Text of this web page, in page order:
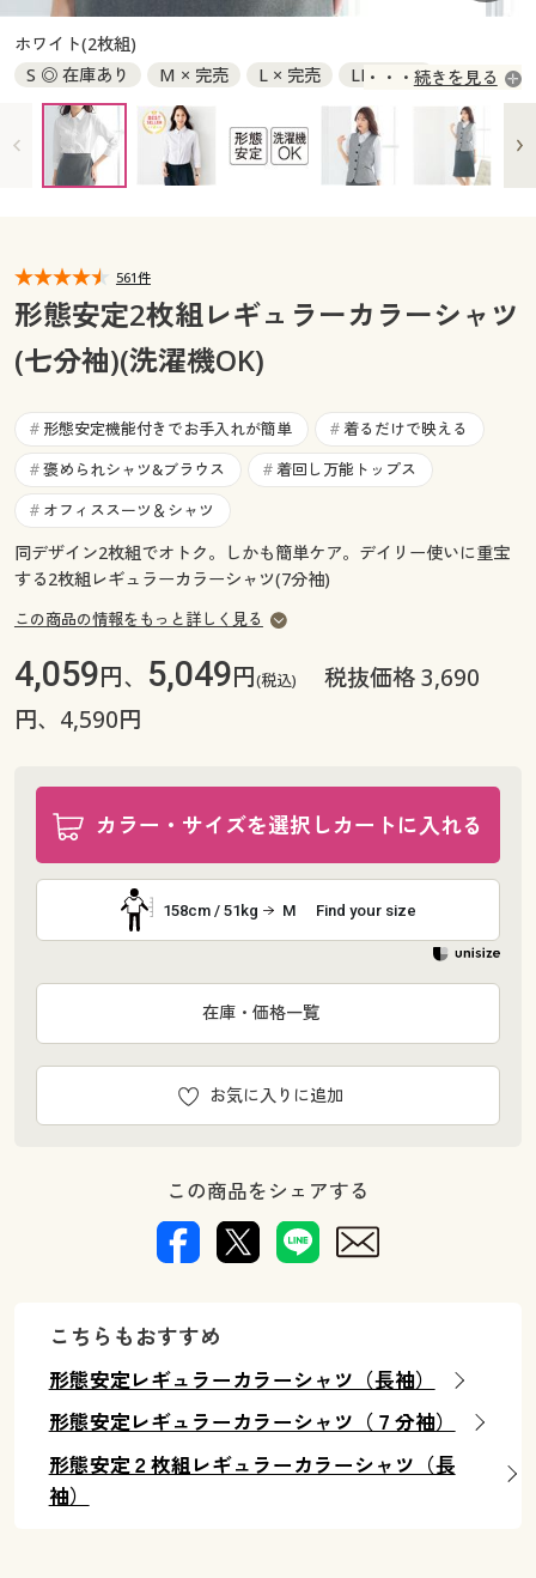
大きいサイズ 事務・制服
カタログ・チラシからのご注文
デジタルカタログ
カタログ無料プレゼント
マイページ
閲覧履歴
お気に入り
サポート
ご利用ガイド
よくある質問とお問い合わせ
デジタルカタログ
カタログ無料プレゼント
会員メニュー
閲覧履歴
お気に入り
ご利用ガイド
よくある質問とお問い合わせ
ホワイト(2枚組)
S ◎ 在庫あり
M × 完売 L × 完売
LL × 完売
3L × 完売
続きを見る
561件
形態安定2枚組レギュラーカラーシャツ
(七分袖)(洗濯機OK)
# 形態安定機能付きでお手入れが簡単 # 着るだけで映える
# 褒められシャツ&ブラウス # 着回し万能トップス
# オフィススーツ＆シャツ
同デザイン2枚組でオトク。しかも簡単ケア。デイリー使いに重宝
する2枚組レギュラーカラーシャツ(7分袖)
この商品の情報をもっと詳しく見る
4,059円、 5,049円(税込)
税抜価格 3,690
円、4,590円
カラー・サイズを選択しカートに入れる
158cm / 51kg M Find your size
お気に入りに追加
在庫・価格一覧
この商品をシェアする
こちらもおすすめ
形態安定レギュラーカラーシャツ（長袖）
形態安定レギュラーカラーシャツ（７分袖）
形態安定２枚組レギュラーカラーシャツ（長
袖）